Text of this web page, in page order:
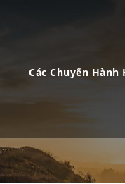
Các Chuyến Hành